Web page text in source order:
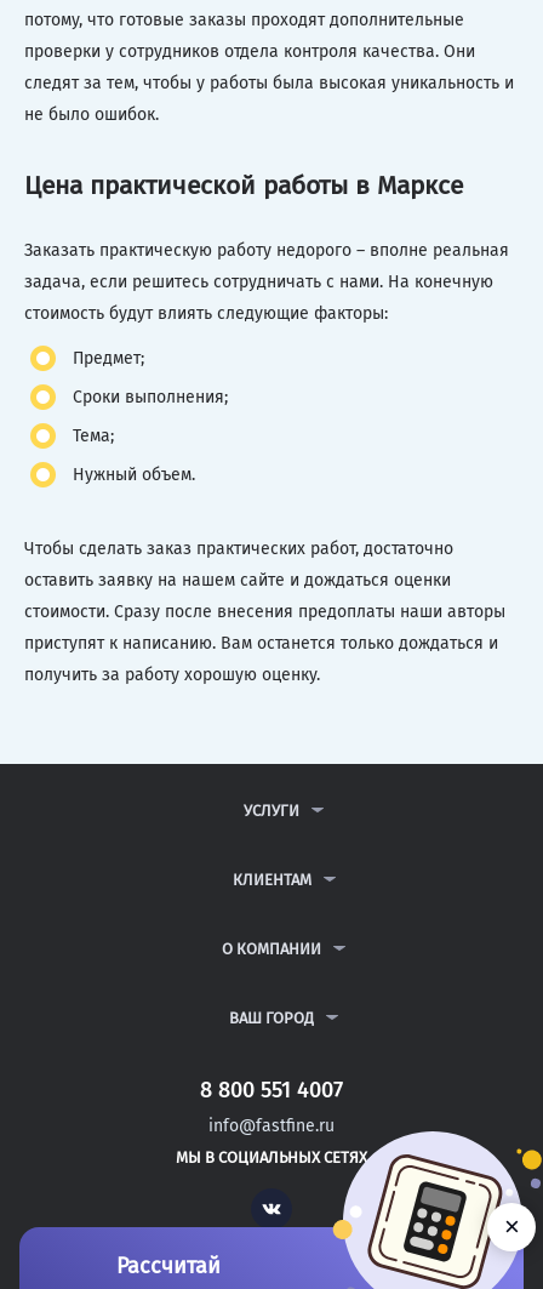
потому, что готовые заказы проходят дополнительные
проверки у сотрудников отдела контроля качества. Они
следят за тем, чтобы у работы была высокая уникальность и
не было ошибок.
Цена практической работы в Марксе
Заказать практическую работу недорого – вполне реальная
задача, если решитесь сотрудничать с нами. На конечную
стоимость будут влиять следующие факторы:
Предмет;
Сроки выполнения;
Тема;
Нужный объем.
Чтобы сделать заказ практических работ, достаточно
оставить заявку на нашем сайте и дождаться оценки
стоимости. Сразу после внесения предоплаты наши авторы
приступят к написанию. Вам останется только дождаться и
получить за работу хорошую оценку.
УСЛУГИ
ДИПЛОМНЫЕ РАБОТЫ
РЕФЕРАТЫ
КЛИЕНТАМ
ВОПРОСЫ И ОТВЕТЫ
ПОЛИТИКА КОНФИДЕНЦИАЛЬНОСТИ
О КОМПАНИИ
КОНТАКТЫ
ВАШ ГОРОД
САНКТ-ПЕТЕРБУРГ
ЮБИЛЕЙНЫЙ
ДЯТЬКОВО
8 800 551 4007
info@fastfine.ru
МЫ В СОЦИАЛЬНЫХ СЕТЯХ
Vk
Рассчитай
×